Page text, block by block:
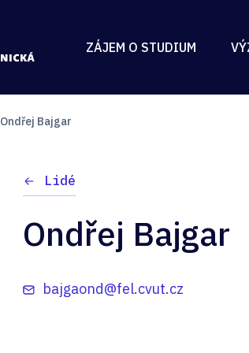
ZÁJEM O STUDIUM
Ondřej Bajgar
Lidé
Ondřej Bajgar
bajgaond@fel.cvut.cz